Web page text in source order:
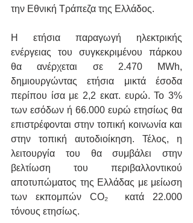
την Εθνική Τράπεζα της Ελλάδος.
Η ετήσια παραγωγή ηλεκτρικής
ενέργειας του συγκεκριμένου πάρκου
θα ανέρχεται σε 2.470 MWh,
δημιουργώντας ετήσια μικτά έσοδα
περίπου ίσα με 2,2 εκατ. ευρώ. Το 3%
των εσόδων ή 66.000 ευρώ ετησίως θα
επιστρέφονται στην τοπική κοινωνία και
στην τοπική αυτοδιοίκηση. Τέλος, η
λειτουργία του θα συμβάλει στην
βελτίωση του περιβαλλοντικού
αποτυπώματος της Ελλάδας με μείωση
των εκπομπών CO₂  κατά 22.000
τόνους ετησίως.